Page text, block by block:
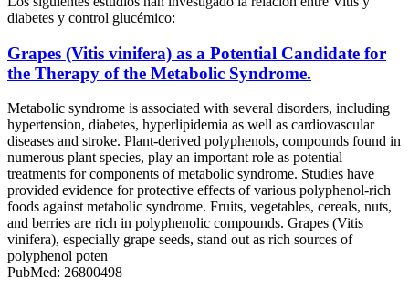
diabetes y control glucémico:
Grapes (Vitis vinifera) as a Potential Candidate for
the Therapy of the Metabolic Syndrome.
Metabolic syndrome is associated with several disorders, including
hypertension, diabetes, hyperlipidemia as well as cardiovascular
diseases and stroke. Plant-derived polyphenols, compounds found in
numerous plant species, play an important role as potential
treatments for components of metabolic syndrome. Studies have
provided evidence for protective effects of various polyphenol-rich
foods against metabolic syndrome. Fruits, vegetables, cereals, nuts,
and berries are rich in polyphenolic compounds. Grapes (Vitis
vinifera), especially grape seeds, stand out as rich sources of
polyphenol poten
PubMed: 26800498